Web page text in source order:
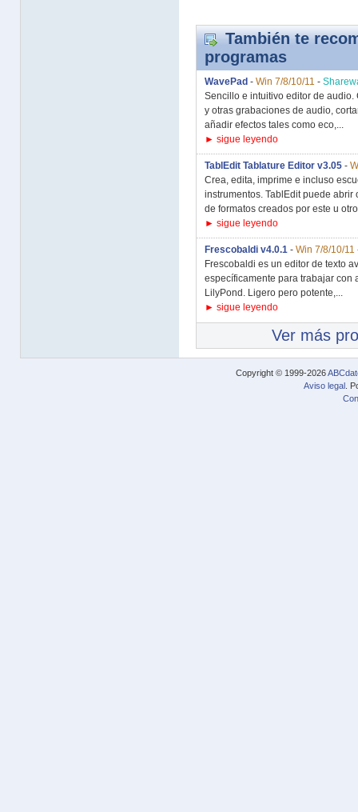
También te
programas
WavePad - Win 7/8/10/11 -
Sencillo e intuitivo editor de
y otras grabaciones de audio,
añadir efectos tales como eco,...
► sigue leyendo
TablEdit Tablature Editor v3.05 -
Crea, edita, imprime e incluso
instrumentos. TablEdit puede
de formatos creados por este u
► sigue leyendo
Frescobaldi v4.0.1 - Win 7/8/10/11
Frescobaldi es un editor de texto
específicamente para trabajar con
LilyPond. Ligero pero potente,...
► sigue leyendo
Ver más
Copyright © 1999-2026
Aviso legal .